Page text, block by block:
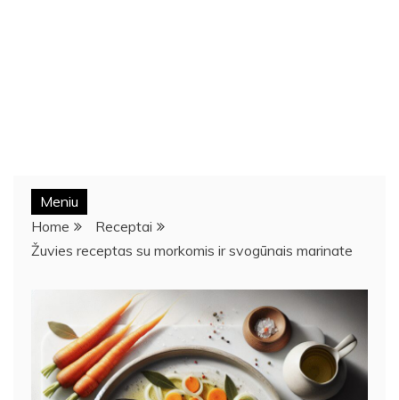
Meniu
Home
Receptai
Žuvies receptas su morkomis ir svogūnais marinate